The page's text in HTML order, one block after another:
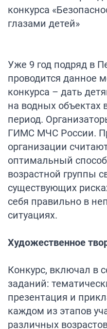
Уже 9 год подряд в
проводится данное
конкурса – дать
на водных объектах
период.
ГИМС МЧС России.
организации
оптимальный
возрастной группы
существующих
себя правильно в
ситуациях.
Художественное
Конкурс, включал в
заданий:
презентация и
каждом из этапов
различных